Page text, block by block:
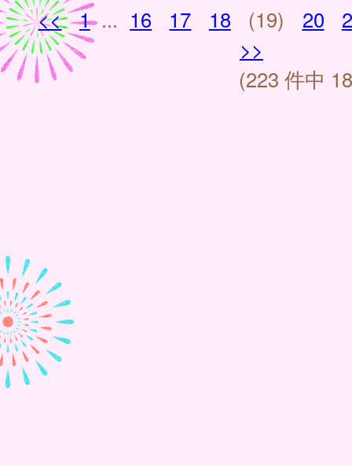
<<
1 ... 16 17 18 (19) 20
>>
(223 件中